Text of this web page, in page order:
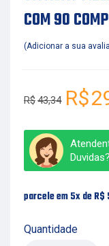
COM 90
Adicionar a sua
R$43,34 R$
parcele em 5x deR$
Quantidade